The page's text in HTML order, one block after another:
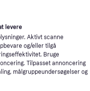
4.065 kr.
3 betalinger af 1.355 kr.
levere
Aktivt scanne
og/eller tilgå
Bruge
Tilpasset annoncering
målgruppeundersøgelser og